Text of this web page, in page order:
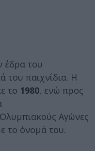
έδρα του
του παιχνίδια. Η
το 1980, ενώ προς
Αγώνες
το όνομά του.